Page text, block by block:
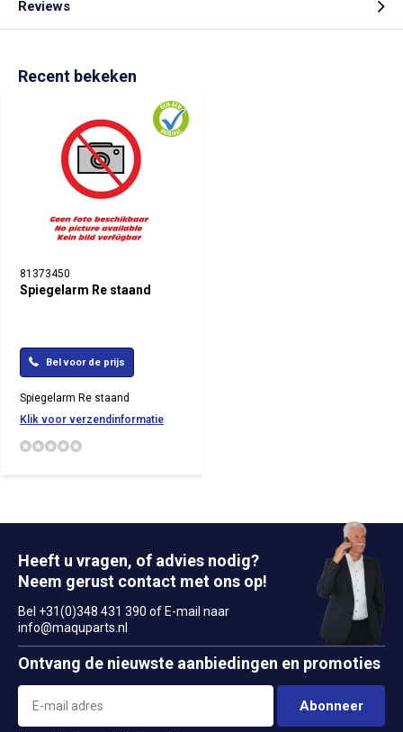
Reviews
Recent bekeken
81373450
Spiegelarm Re staand
Bel voor de prijs
Spiegelarm Re staand
Klik voor verzendinformatie
Heeft u vragen, of advies nodig?
Neem gerust contact met ons op!
Bel +31(0)348 431 390 of E-mail naar
info@maquparts.nl
Ontvang de nieuwste aanbiedingen en promoties
Abonneer